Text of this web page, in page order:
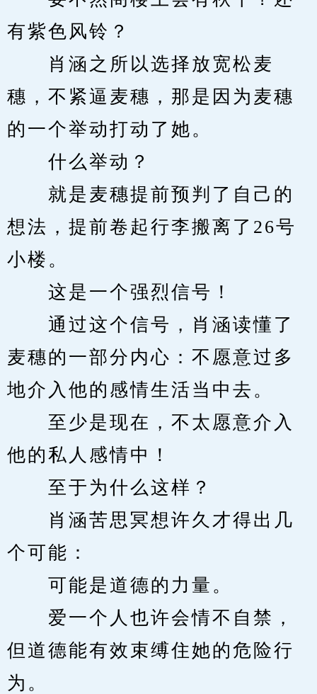
有紫色风铃？
肖涵之所以选择放宽松麦
穗，不紧逼麦穗，那是因为麦穗
的一个举动打动了她。
什么举动？
就是麦穗提前预判了自己的
想法，提前卷起行李搬离了26号
小楼。
这是一个强烈信号！
通过这个信号，肖涵读懂了
麦穗的一部分内心：不愿意过多
地介入他的感情生活当中去。
至少是现在，不太愿意介入
他的私人感情中！
至于为什么这样？
肖涵苦思冥想许久才得出几
个可能：
可能是道德的力量。
爱一个人也许会情不自禁，
但道德能有效束缚住她的危险行
为。